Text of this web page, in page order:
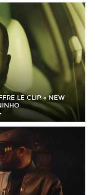
LE CLIP « NEW